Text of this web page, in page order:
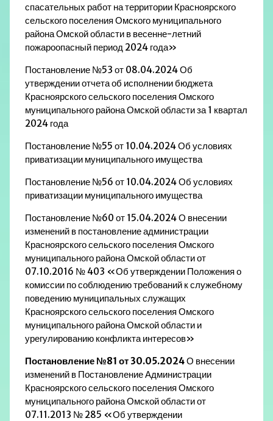
спасательных работ на территории Красноярского
сельского поселения Омского муниципального
района Омской области в весенне-летний
пожароопасный период 2024 года»
Постановление №53 от 08.04.2024 Об
утверждении отчета об исполнении бюджета
Красноярского сельского поселения Омского
муниципального района Омской области за 1 квартал
2024 года
Постановление №55 от 10.04.2024 Об условиях
приватизации муниципального имущества
Постановление №56 от 10.04.2024 Об условиях
приватизации муниципального имущества
Постановление №60 от 15.04.2024 О внесении
изменений в постановление администрации
Красноярского сельского поселения Омского
муниципального района Омской области от
07.10.2016 № 403 «Об утверждении Положения о
комиссии по соблюдению требований к служебному
поведению муниципальных служащих
Красноярского сельского поселения Омского
муниципального района Омской области и
урегулированию конфликта интересов»
Постановление №81 от 30.05.2024О внесении
изменений в Постановление Администрации
Красноярского сельского поселения Омского
муниципального района Омской области от
07.11.2013 № 285 «Об утверждении